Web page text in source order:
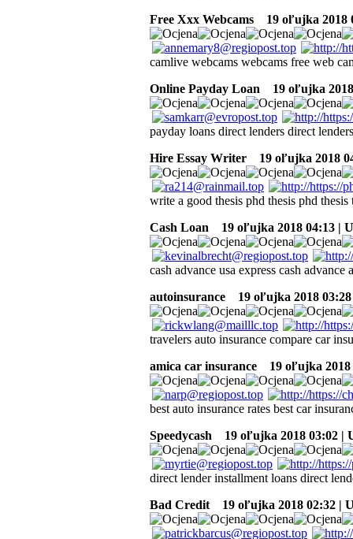
Free Xxx Webcams
19 oľujka 2018
camlive webcams webcams free web
Online Payday Loan
19 oľujka
payday loans direct lenders direct
Hire Essay Writer
19 oľujka 2018
write a good thesis phd thesis phd thesis
Cash Loan
19 oľujka 2018 04:13 |
cash advance usa express cash advance
autoinsurance
19 oľujka 2018
travelers auto insurance compare car
amica car insurance
19 oľujka 2018
best auto insurance rates best car
Speedycash
19 oľujka 2018 03:02 |
direct lender installment loans direct
Bad Credit
19 oľujka 2018 02:32 |